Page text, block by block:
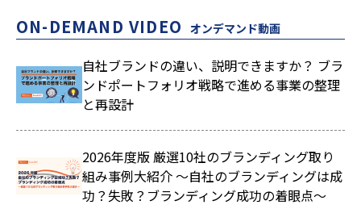
ON-DEMAND VIDEO オンデマンド動画
自社ブランドの違い、説明できますか？ ブラ
ンドポートフォリオ戦略で進める事業の整理
と再設計
2026年度版 厳選10社のブランディング取り
組み事例大紹介 ～自社のブランディングは成
功？失敗？ブランディング成功の着眼点～